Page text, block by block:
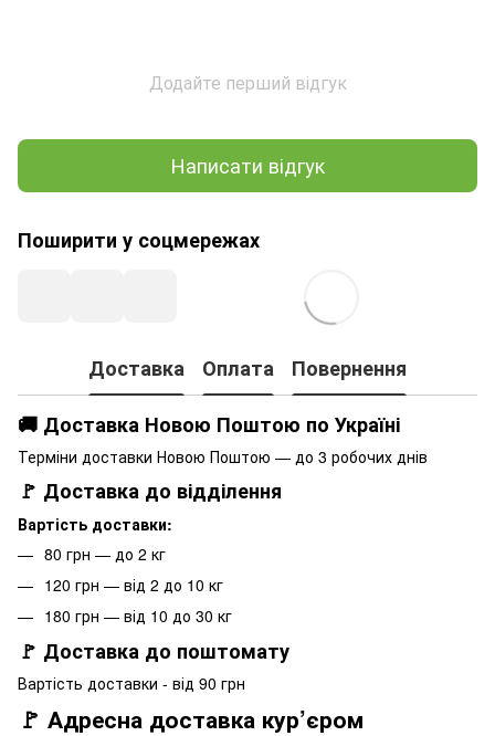
Додайте перший відгук
Написати відгук
Поширити у соцмережах
Доставка Оплата
Повернення
🚚 Доставка Новою Поштою по Україні
Терміни доставки Новою Поштою — до 3 робочих днів
🚩 Доставка до відділення
Вартість доставки:
80 грн — до 2 кг
120 грн — від 2 до 10 кг
180 грн — від 10 до 30 кг
🚩 Доставка до поштомату
Вартість доставки - від 90 грн
🚩 Адресна доставка кур’єром